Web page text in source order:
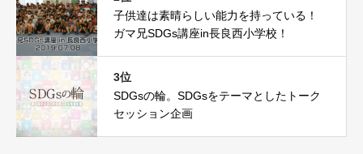
子供達は素晴らしい能力を持っている！
ガマ兄SDGs講座in長良西小学校！
3位
SDGsの輪。SDGsをテーマとしたトーク
セッション企画